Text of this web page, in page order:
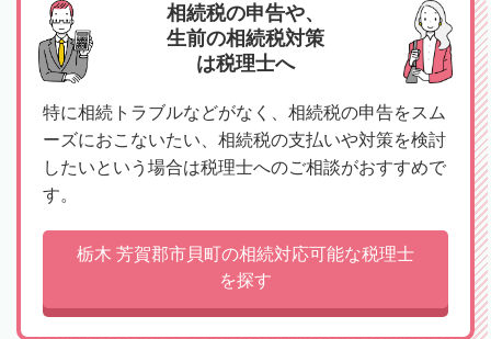
相続税の申告や、
生前の相続税対策
は税理士へ
特に相続トラブルなどがなく、相続税の申告をスム
ーズにおこないたい、相続税の支払いや対策を検討
したいという場合は税理士へのご相談がおすすめで
す。
栃木 芳賀郡市貝町の相続対応可能な税理士
を探す